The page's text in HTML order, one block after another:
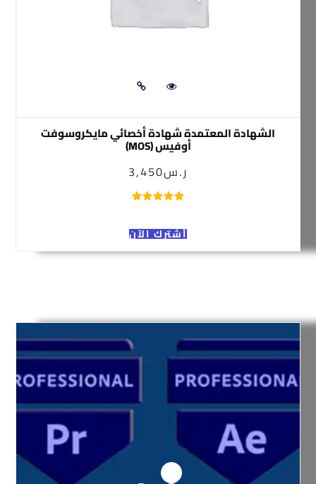
الشهادة المعتمدة شهادة أخصائي مايكروسوفت
أوفيس (MOS)
ر.س3,450
أشترك الآن